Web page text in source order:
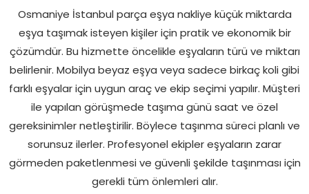
Osmaniye İstanbul parça eşya nakliye küçük miktarda
eşya taşımak isteyen kişiler için pratik ve ekonomik bir
çözümdür. Bu hizmette öncelikle eşyaların türü ve miktarı
belirlenir. Mobilya beyaz eşya veya sadece birkaç koli gibi
farklı eşyalar için uygun araç ve ekip seçimi yapılır. Müşteri
ile yapılan görüşmede taşıma günü saat ve özel
gereksinimler netleştirilir. Böylece taşınma süreci planlı ve
sorunsuz ilerler. Profesyonel ekipler eşyaların zarar
görmeden paketlenmesi ve güvenli şekilde taşınması için
gerekli tüm önlemleri alır.